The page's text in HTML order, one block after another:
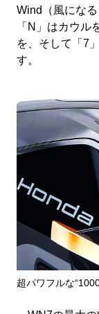
Wind（風にな
「N」はカウル
を、そして「7
す。
超パワフルな